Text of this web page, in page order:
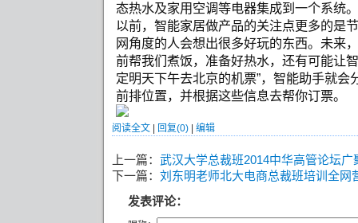
态热水及家用空调等电器集成到一个系统。
以前，智能家居做产品的关注点更多的是
网角度的人会想出很多好玩的东西。未来
前帮我们煮饭，准备好热水，还有可能让
定明天下午去北京的机票”，智能助手就会
前排位置，并根据这些信息去帮你订票。
阅读全文 回复(0) 编辑
上一篇： 武汉大学总裁班2014中华高管论坛广
下一篇： 刘东明老师北大电商总裁班培训全网
发表评论：